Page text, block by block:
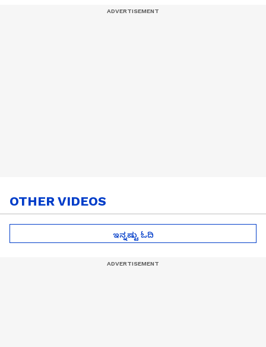
OTHER VIDEOS
ಇನ್ನಷ್ಟು ಓದಿ